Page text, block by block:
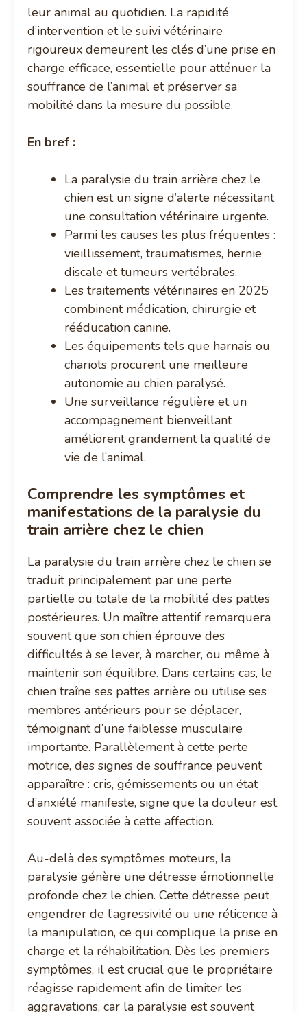
leur animal au quotidien. La rapidité
d’intervention et le suivi vétérinaire
rigoureux demeurent les clés d’une prise en
charge efficace, essentielle pour atténuer la
souffrance de l’animal et préserver sa
mobilité dans la mesure du possible.
En bref :
La paralysie du train arrière chez le
chien est un signe d’alerte nécessitant
une consultation vétérinaire urgente.
Parmi les causes les plus fréquentes :
vieillissement, traumatismes, hernie
discale et tumeurs vertébrales.
Les traitements vétérinaires en 2025
combinent médication, chirurgie et
rééducation canine.
Les équipements tels que harnais ou
chariots procurent une meilleure
autonomie au chien paralysé.
Une surveillance régulière et un
accompagnement bienveillant
améliorent grandement la qualité de
vie de l’animal.
Comprendre les symptômes et
manifestations de la paralysie du
train arrière chez le chien
La paralysie du train arrière chez le chien se
traduit principalement par une perte
partielle ou totale de la mobilité des pattes
postérieures. Un maître attentif remarquera
souvent que son chien éprouve des
difficultés à se lever, à marcher, ou même à
maintenir son équilibre. Dans certains cas, le
chien traîne ses pattes arrière ou utilise ses
membres antérieurs pour se déplacer,
témoignant d’une faiblesse musculaire
importante. Parallèlement à cette perte
motrice, des signes de souffrance peuvent
apparaître : cris, gémissements ou un état
d’anxiété manifeste, signe que la douleur est
souvent associée à cette affection.
Au-delà des symptômes moteurs, la
paralysie génère une détresse émotionnelle
profonde chez le chien. Cette détresse peut
engendrer de l’agressivité ou une réticence à
la manipulation, ce qui complique la prise en
charge et la réhabilitation. Dès les premiers
symptômes, il est crucial que le propriétaire
réagisse rapidement afin de limiter les
aggravations, car la paralysie est souvent